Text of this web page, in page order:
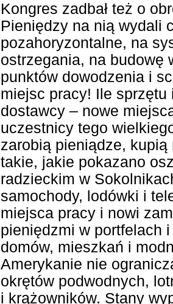
Kongres zadbał też o
Pieniędzy na nią wydali
pozahoryzontalne, na
ostrzegania, na budowę
punktów dowodzenia i
miejsc pracy! Ile sprzętu
dostawcy – nowe
uczestnicy tego
zarobią pieniądze, kupią
takie, jakie pokazano
radzieckim w
samochody, lodówki i
miejsca pracy i nowi
pieniędzmi w portfelach
domów, mieszkań i
Amerykanie nie
okrętów podwodnych,
i krążowników. Stany